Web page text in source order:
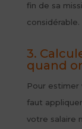
fin de sa
considérable.
3.
quand
Pour estimer
faut
votre salaire